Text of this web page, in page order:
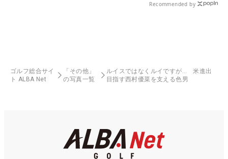
Recommended by
ゴルフ総合サイ
ト ALBA Net
「その他」
の写真一覧
ルイスではなくルイですが… 米進出
目指す西村優菜を支える色男